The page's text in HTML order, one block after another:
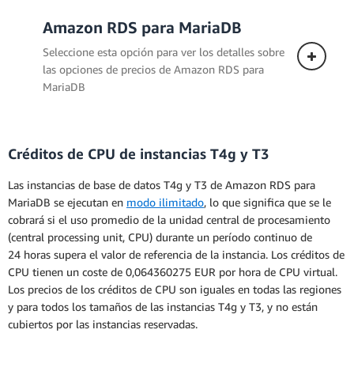
Amazon RDS para MariaDB
Seleccione esta opción para ver los detalles sobre
las opciones de precios de Amazon RDS para
MariaDB
Despliegue Single-AZ
Los siguientes precios se aplican a una
instancia de base de datos implementada
en una única zona de disponibilidad.
Despliegue Multi-AZ
Créditos de CPU de instancias T4g y T3
Las instancias de base de datos T4g y T3 de Amazon RDS para
MariaDB se ejecutan en modo ilimitado, lo que significa que se le
cobrará si el uso promedio de la unidad central de procesamiento
(central processing unit, CPU) durante un período continuo de
24 horas supera el valor de referencia de la instancia. Los créditos de
CPU tienen un coste de 0,064360275 EUR por hora de CPU virtual.
Los precios de los créditos de CPU son iguales en todas las regiones
y para todos los tamaños de las instancias T4g y T3, y no están
cubiertos por las instancias reservadas.